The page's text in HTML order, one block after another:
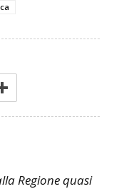
Regione quasi